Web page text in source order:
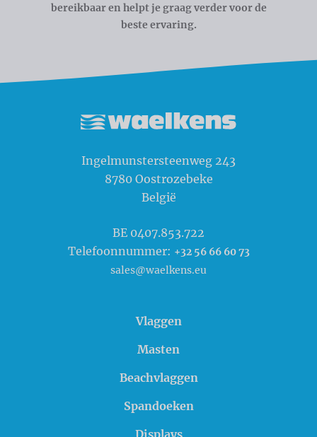
bereikbaar en helpt je graag verder voor de
beste ervaring.
Ingelmunstersteenweg 243
8780 Oostrozebeke
België
BE 0407.853.722
Telefoonnummer: +32 56 66 60 73
sales@waelkens.eu
Vlaggen
Masten
Beachvlaggen
Spandoeken
Displays